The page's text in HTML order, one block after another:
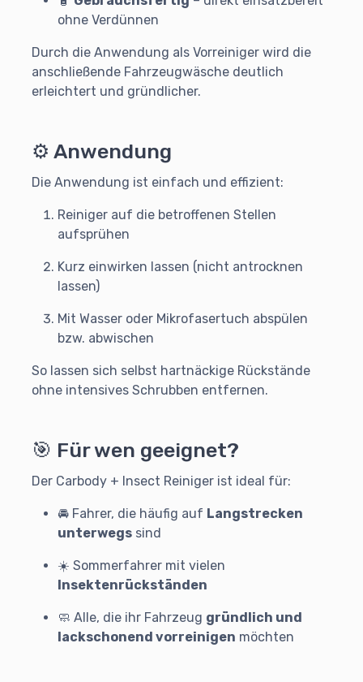
ohne Verdünnen
Durch die Anwendung als Vorreiniger wird die
anschließende Fahrzeugwäsche deutlich
erleichtert und gründlicher.
⚙️ Anwendung
Die Anwendung ist einfach und effizient:
Reiniger auf die betroffenen Stellen
aufsprühen
Kurz einwirken lassen (nicht antrocknen
lassen)
Mit Wasser oder Mikrofasertuch abspülen
bzw. abwischen
So lassen sich selbst hartnäckige Rückstände
ohne intensives Schrubben entfernen.
🎯 Für wen geeignet?
Der Carbody + Insect Reiniger ist ideal für:
🚘 Fahrer, die häufig auf Langstrecken
unterwegs sind
☀️ Sommerfahrer mit vielen
Insektenrückständen
🧼 Alle, die ihr Fahrzeug gründlich und
lackschonend vorreinigen möchten